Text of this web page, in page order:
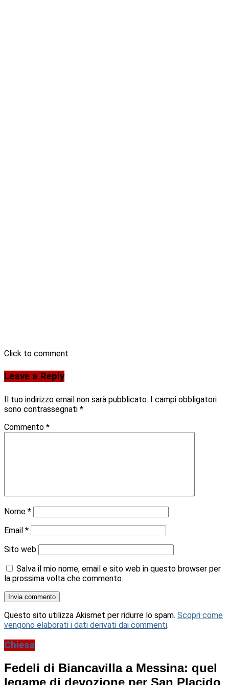
Click to comment
Leave a Reply
Il tuo indirizzo email non sarà pubblicato.
I campi obbligatori
sono contrassegnati *
Commento *
Nome *
Email *
Sito web
Salva il mio nome, email e sito web in questo browser per
la prossima volta che commento.
Questo sito utilizza Akismet per ridurre lo spam. Scopri come
vengono elaborati i dati derivati dai commenti.
Chiesa
Fedeli di Biancavilla a Messina: quel
legame di devozione per San Placido